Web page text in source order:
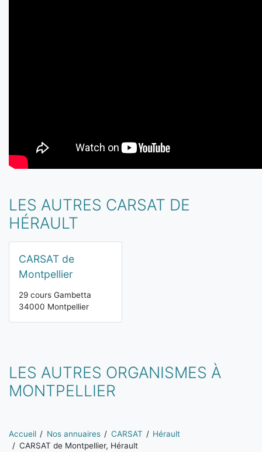
LES AUTRES CARSAT DE
HÉRAULT
CARSAT de
Montpellier
29 cours Gambetta
34000 Montpellier
LES AUTRES ORGANISMES À
MONTPELLIER
Vous êtes ici:
Accueil Nos annuaires CARSAT
Hérault
CARSAT de Montpellier, Hérault